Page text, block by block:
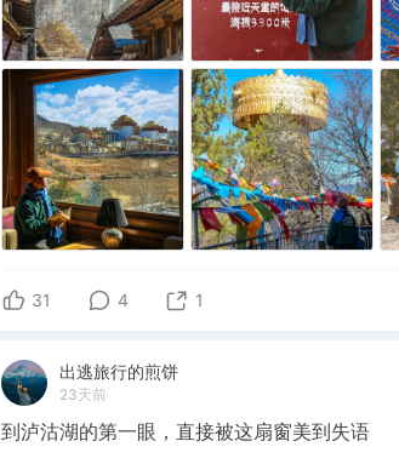
31 4 1
出逃旅行的煎饼
23天前
到泸沽湖的第一眼，直接被这扇窗美到失语